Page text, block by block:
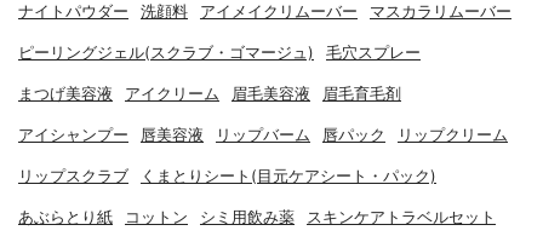
ナイトパウダー 洗顔料 アイメイクリムーバー マスカラリムーバー
ピーリングジェル(スクラブ・ゴマージュ) 毛穴スプレー
まつげ美容液 アイクリーム 眉毛美容液 眉毛育毛剤
アイシャンプー 唇美容液 リップバーム 唇パック リップクリーム
リップスクラブ くまとりシート(目元ケアシート・パック)
あぶらとり紙 コットン シミ用飲み薬 スキンケアトラベルセット